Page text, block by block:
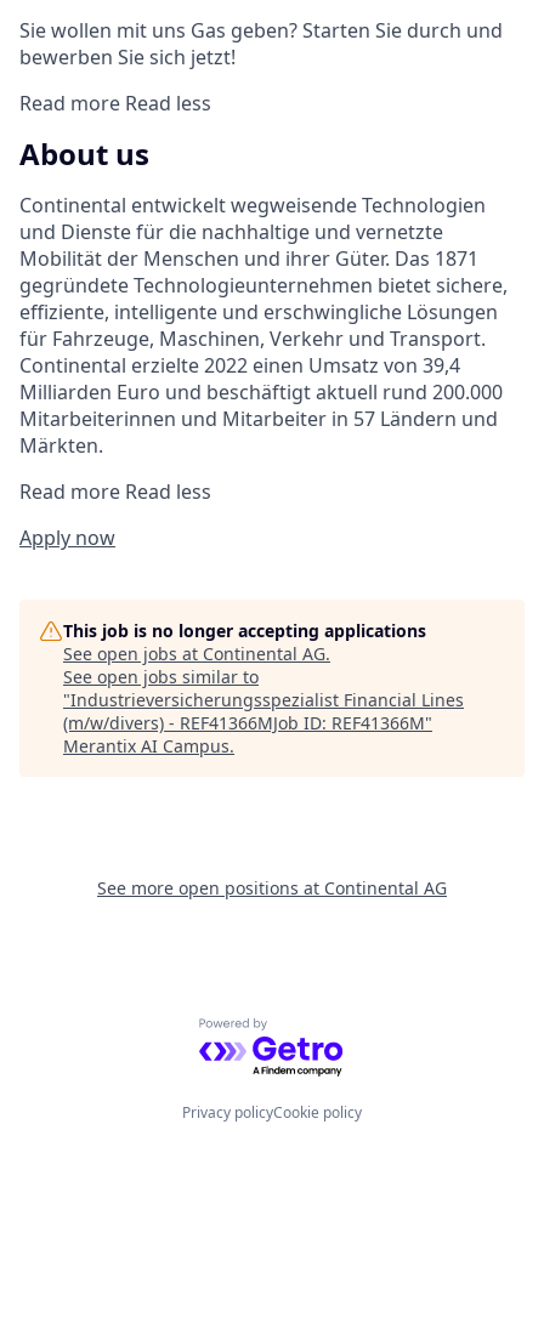
Sie wollen mit uns Gas geben? Starten Sie durch und
bewerben Sie sich jetzt!
Read more Read less
About us
Continental entwickelt wegweisende Technologien
und Dienste für die nachhaltige und vernetzte
Mobilität der Menschen und ihrer Güter. Das 1871
gegründete Technologieunternehmen bietet sichere,
effiziente, intelligente und erschwingliche Lösungen
für Fahrzeuge, Maschinen, Verkehr und Transport.
Continental erzielte 2022 einen Umsatz von 39,4
Milliarden Euro und beschäftigt aktuell rund 200.000
Mitarbeiterinnen und Mitarbeiter in 57 Ländern und
Märkten.
Read more Read less
Apply now
This job is no longer accepting applications
See open jobs at Continental AG.
See open jobs similar to
"Industrieversicherungsspezialist Financial Lines
(m/w/divers) - REF41366MJob ID: REF41366M"
Merantix AI Campus.
See more open positions at Continental AG
Powered by Getro.com
Privacy policyCookie policy